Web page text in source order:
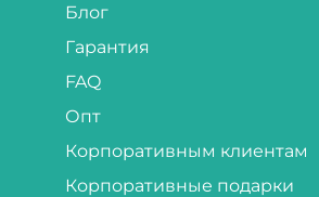
Блог
Гарантия
FAQ
Опт
Корпоративным клиентам
Корпоративные подарки